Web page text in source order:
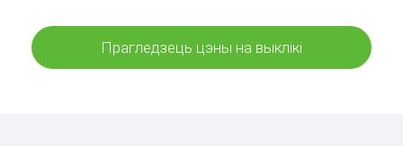
Прагледзець цэны на выклікі